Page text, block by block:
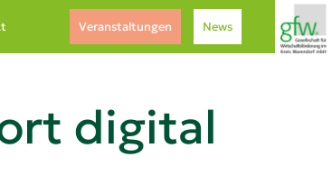
Veranstaltungen News
digital